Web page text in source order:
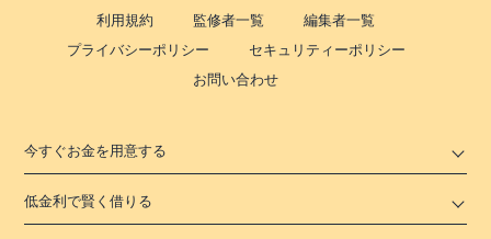
利用規約
監修者一覧
編集者一覧
プライバシーポリシー
セキュリティーポリシー
お問い合わせ
今すぐお金を用意する
低金利で賢く借りる